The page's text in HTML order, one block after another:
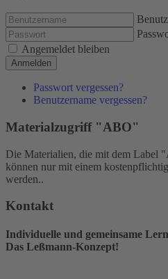
Angemeldet bleiben
Anmelden
Passwort vergessen?
Benutzername vergessen?
Materialzugriff "ABO"
Die Materialien, die mit dem Label
können nur mit einem
werden..
Kontakt
Individuelle und gemeinsame
Das Leßmann-Konzept!